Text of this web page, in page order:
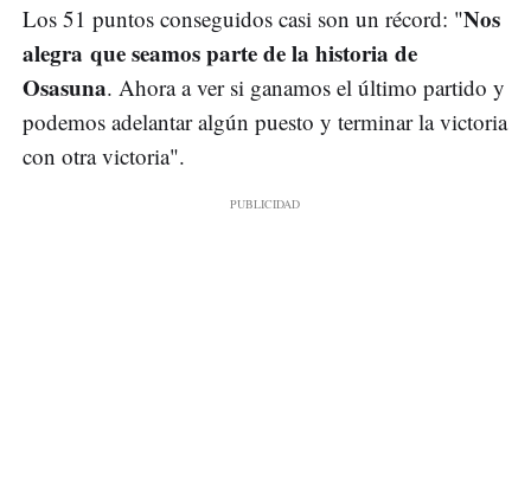
Los 51 puntos conseguidos casi son un récord: "Nos
alegra que seamos parte de la historia de
Osasuna. Ahora a ver si ganamos el último partido y
podemos adelantar algún puesto y terminar la victoria
con otra victoria".